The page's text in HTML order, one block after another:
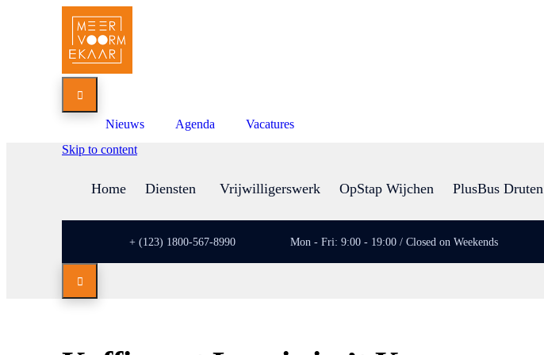

Nieuws Agenda
Vacatures
Skip to content
Home Diensten Vrijwilligerswerk OpStap Wijchen PlusBus Druten
+ (123) 1800-567-8990 Mon - Fri: 9:00 - 19:00 / Closed on Weekends
